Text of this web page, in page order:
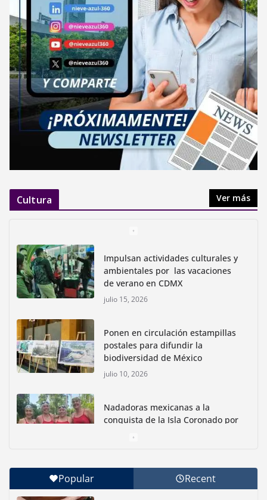
Cultura Ver más
Impulsan actividades culturales y
ambientales por las vacaciones
de verano en CDMX
julio 15, 2026
Ponen en circulación estampillas
postales para difundir la
biodiversidad de México
julio 10, 2026
Nadadoras mexicanas a la
conquista de la Isla Coronado por
Con jornada informativa, Profepa y Humane World
for Animals buscan inhibir tráfico de aves
Popular Recent